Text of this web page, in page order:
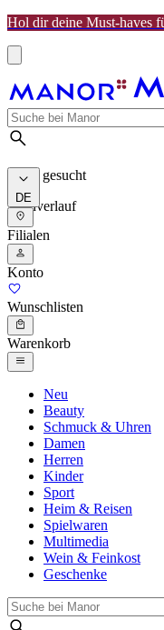
Hol dir deine Must-haves
Meist gesucht
Suchverlauf
DE
Filialen
Konto
Wunschlisten
Warenkorb
Neu
Beauty
Schmuck & Uhren
Damen
Herren
Kinder
Sport
Heim & Reisen
Spielwaren
Multimedia
Wein & Feinkost
Geschenke